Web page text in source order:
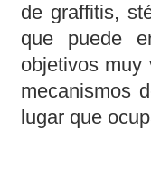
de graffitis,
que puede
objetivos muy
mecanismos
lugar que